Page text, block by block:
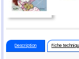
Description Fiche